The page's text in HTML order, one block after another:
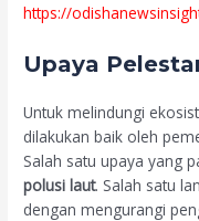
https://
Upaya
Untuk melindungi
dilakukan baik oleh
Salah satu upaya yang
polusi laut. Salah satu
dengan mengurangi